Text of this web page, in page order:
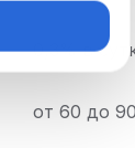
0,3% в
от 60 до